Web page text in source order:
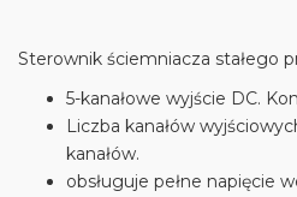
Sterownik ściemniacza stałego
5-kanałowe wyjście DC.
Liczba kanałów
kanałów.
obsługuje pełne napięcie